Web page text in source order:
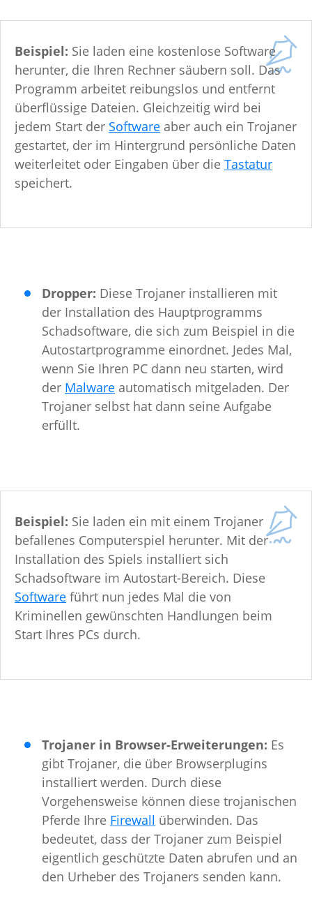
Beispiel: Sie laden eine kostenlose Software
herunter, die Ihren Rechner säubern soll. Das
Programm arbeitet reibungslos und entfernt
überflüssige Dateien. Gleichzeitig wird bei
jedem Start der Software aber auch ein Trojaner
gestartet, der im Hintergrund persönliche Daten
weiterleitet oder Eingaben über die Tastatur
speichert.
Dropper: Diese Trojaner installieren mit
der Installation des Hauptprogramms
Schadsoftware, die sich zum Beispiel in die
Autostartprogramme einordnet. Jedes Mal,
wenn Sie Ihren PC dann neu starten, wird
der Malware automatisch mitgeladen. Der
Trojaner selbst hat dann seine Aufgabe
erfüllt.
Beispiel: Sie laden ein mit einem Trojaner
befallenes Computerspiel herunter. Mit der
Installation des Spiels installiert sich
Schadsoftware im Autostart-Bereich. Diese
Software führt nun jedes Mal die von
Kriminellen gewünschten Handlungen beim
Start Ihres PCs durch.
Trojaner in Browser-Erweiterungen: Es
gibt Trojaner, die über Browserplugins
installiert werden. Durch diese
Vorgehensweise können diese trojanischen
Pferde Ihre Firewall überwinden. Das
bedeutet, dass der Trojaner zum Beispiel
eigentlich geschützte Daten abrufen und an
den Urheber des Trojaners senden kann.